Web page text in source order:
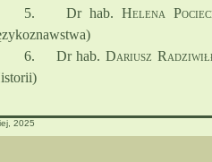
5.
Dr hab. Helena
6.
Dr hab.Dariusz
2025